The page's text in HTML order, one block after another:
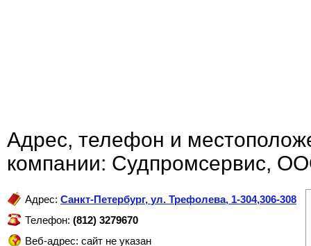
Адрес, телефон и
компании: Судпромсервис,
Адрес: Санкт-Петербург, ул. Трефолева, 1-304,306-308
Телефон: (812) 3279670
Веб-адрес: сайт не указан